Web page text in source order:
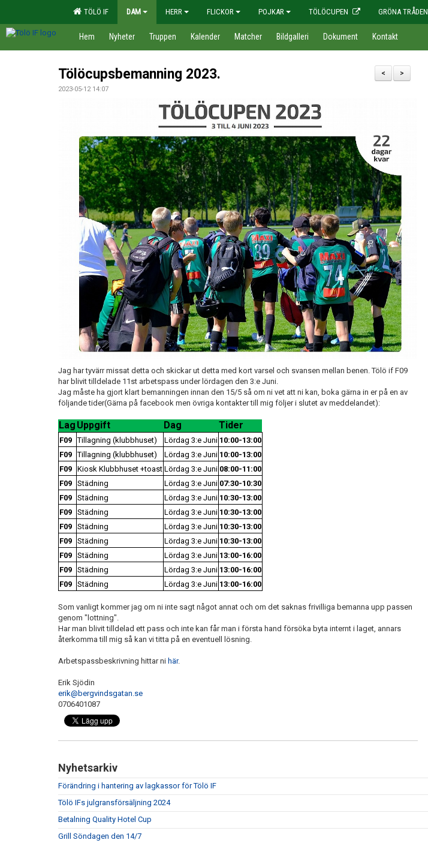
TÖLÖ IF DAM HERR FLICKOR POJKAR TÖLÖCUPEN GRÖNA TRÅDEN
Hem Nyheter Truppen Kalender Matcher Bildgalleri Dokument Kontakt
>
<
Tölöcupsbemanning 2023.
2023-05-12 14:07
Jag har tyvärr missat detta och skickar ut detta med kort varsel och svansen mellan benen. Tölö if F09
har blivit tilldelade 11st arbetspass under lördagen den 3:e Juni.
Jag måste ha gjort klart bemanningen innan den 15/5 så om ni vet att ni kan, boka gärna in er på en av
följande tider(Gärna på facebook men övriga kontakter till mig följer i slutet av meddelandet):
Lag Uppgift Dag Tider
F09 Tillagning (klubbhuset) Lördag 3:e Juni 10:00-13:00
F09 Tillagning (klubbhuset) Lördag 3:e Juni 10:00-13:00
F09 Kiosk Klubbhuset +toast Lördag 3:e Juni 08:00-11:00
F09 Städning Lördag 3:e Juni 07:30-10:30
F09 Städning Lördag 3:e Juni 10:30-13:00
F09 Städning Lördag 3:e Juni 10:30-13:00
F09 Städning Lördag 3:e Juni 10:30-13:00
F09 Städning Lördag 3:e Juni 10:30-13:00
F09 Städning Lördag 3:e Juni 13:00-16:00
F09 Städning Lördag 3:e Juni 13:00-16:00
F09 Städning Lördag 3:e Juni 13:00-16:00
Som vanligt kommer jag om ni inte sagt något annat och om det saknas frivilliga bemanna upp passen
genom "lottning".
Har man blivit tilldelad ett pass och inte kan får man i första hand försöka byta internt i laget, annars
återkomma till mig så kan vi titta på en eventuell lösning.
Arbetspassbeskrivning hittar ni här.
Erik Sjödin
erik@bergvindsgatan.se
0706401087
Nyhetsarkiv
Förändring i hantering av lagkassor för Tölö IF
Tölö IFs julgransförsäljning 2024
Betalning Quality Hotel Cup
Grill Söndagen den 14/7